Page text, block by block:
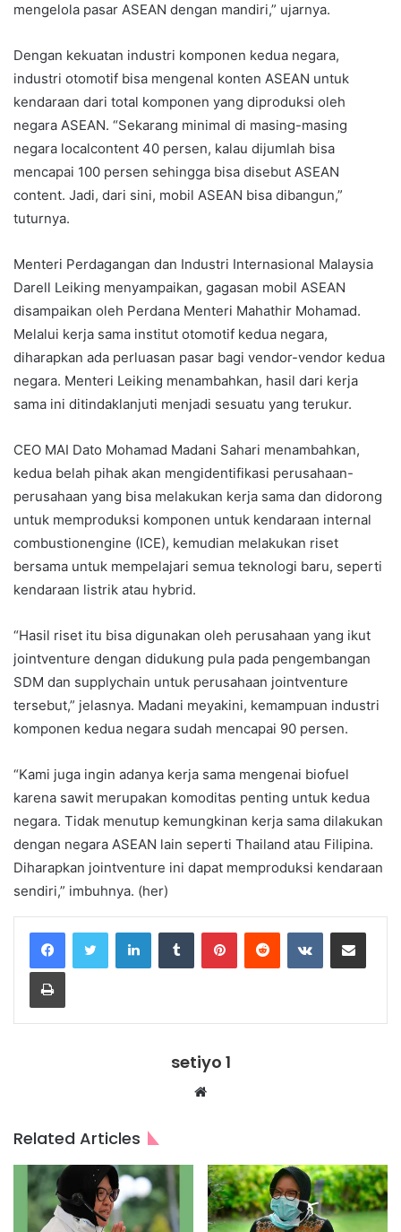
mengelola pasar ASEAN dengan mandiri,” ujarnya.
Dengan kekuatan industri komponen kedua negara,
industri otomotif bisa mengenal konten ASEAN untuk
kendaraan dari total komponen yang diproduksi oleh
negara ASEAN. “Sekarang minimal di masing-masing
negara localcontent 40 persen, kalau dijumlah bisa
mencapai 100 persen sehingga bisa disebut ASEAN
content. Jadi, dari sini, mobil ASEAN bisa dibangun,”
tuturnya.
Menteri Perdagangan dan Industri Internasional Malaysia
Darell Leiking menyampaikan, gagasan mobil ASEAN
disampaikan oleh Perdana Menteri Mahathir Mohamad.
Melalui kerja sama institut otomotif kedua negara,
diharapkan ada perluasan pasar bagi vendor-vendor kedua
negara. Menteri Leiking menambahkan, hasil dari kerja
sama ini ditindaklanjuti menjadi sesuatu yang terukur.
CEO MAI Dato Mohamad Madani Sahari menambahkan,
kedua belah pihak akan mengidentifikasi perusahaan-
perusahaan yang bisa melakukan kerja sama dan didorong
untuk memproduksi komponen untuk kendaraan internal
combustionengine (ICE), kemudian melakukan riset
bersama untuk mempelajari semua teknologi baru, seperti
kendaraan listrik atau hybrid.
“Hasil riset itu bisa digunakan oleh perusahaan yang ikut
jointventure dengan didukung pula pada pengembangan
SDM dan supplychain untuk perusahaan jointventure
tersebut,” jelasnya. Madani meyakini, kemampuan industri
komponen kedua negara sudah mencapai 90 persen.
“Kami juga ingin adanya kerja sama mengenai biofuel
karena sawit merupakan komoditas penting untuk kedua
negara. Tidak menutup kemungkinan kerja sama dilakukan
dengan negara ASEAN lain seperti Thailand atau Filipina.
Diharapkan jointventure ini dapat memproduksi kendaraan
sendiri,” imbuhnya. (her)
LinkedInTumblr PinterestReddit VKontakteShare via Email
Print
setiyo 1
Website
Related Articles